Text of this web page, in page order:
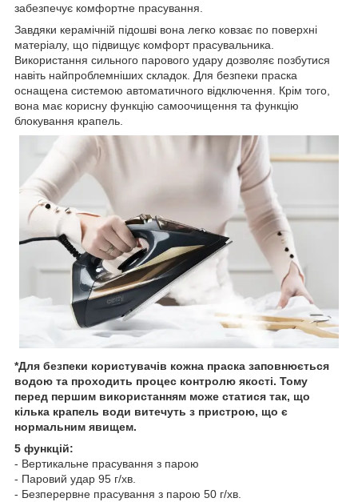
забезпечує комфортне прасування.
Завдяки керамічній підошві вона легко ковзає по поверхні
матеріалу, що підвищує комфорт прасувальника.
Використання сильного парового удару дозволяє позбутися
навіть найпроблемніших складок. Для безпеки праска
оснащена системою автоматичного відключення. Крім того,
вона має корисну функцію самоочищення та функцію
блокування крапель.
*Для безпеки користувачів кожна праска заповнюється
водою та проходить процес контролю якості. Тому
перед першим використанням може статися так, що
кілька крапель води витечуть з пристрою, що є
нормальним явищем.
5 функцій:
- Вертикальне прасування з парою
- Паровий удар 95 г/хв.
- Безперервне прасування з парою 50 г/хв.